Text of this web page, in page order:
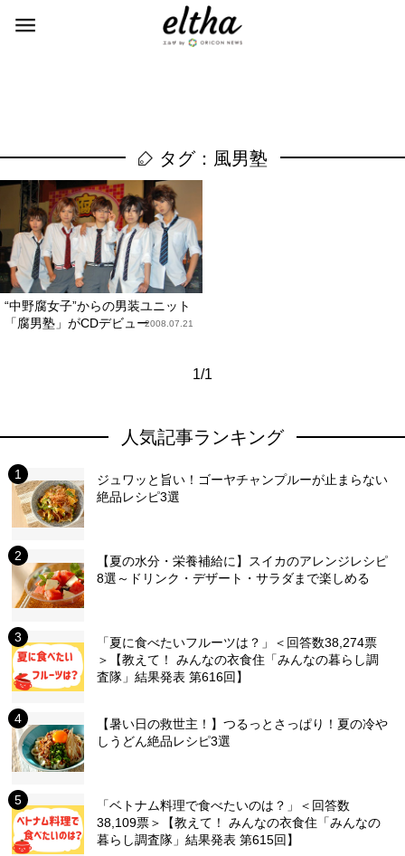
タグ：風男塾
“中野腐女子”からの男装ユニット
「腐男塾」がCDデビュー2008.07.21
1/1
人気記事ランキング
ジュワッと旨い！ゴーヤチャンプルーが止まらない
絶品レシピ3選
【夏の水分・栄養補給に】スイカのアレンジレシピ
8選～ドリンク・デザート・サラダまで楽しめる
「夏に食べたいフルーツは？」＜回答数38,274票
＞【教えて！ みんなの衣食住「みんなの暮らし調
査隊」結果発表 第616回】
【暑い日の救世主！】つるっとさっぱり！夏の冷や
しうどん絶品レシピ3選
「ベトナム料理で食べたいのは？」＜回答数
38,109票＞【教えて！ みんなの衣食住「みんなの
暮らし調査隊」結果発表 第615回】